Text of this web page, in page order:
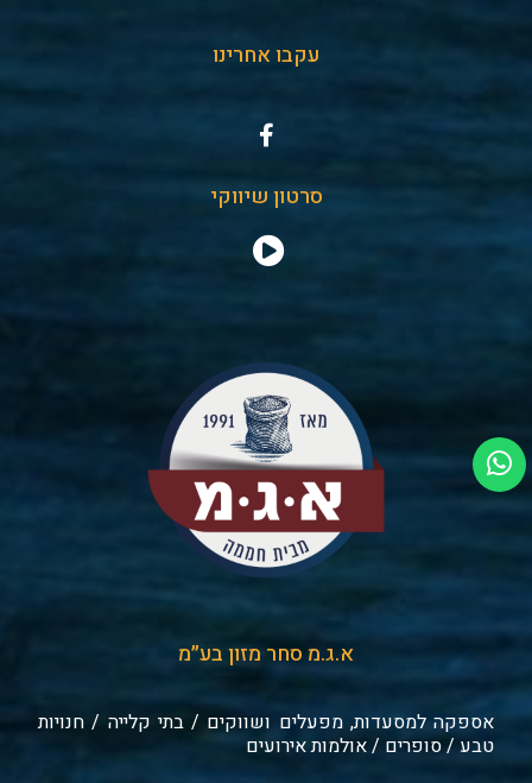
עקבו אחרינו
סרטון שיווקי
א.ג.מ סחר מזון בע״מ
אספקה למסעדות, מפעלים ושווקים / בתי קלייה / חנויות
טבע / סופרים / אולמות אירועים